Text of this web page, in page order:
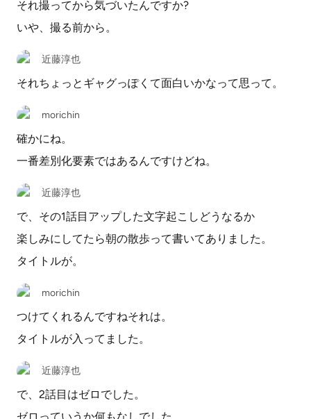
それ撮ってから気づいたんですか?
いや、撮る前から。
近藤淳也
それちょっとギャグっぽくて面白いかなって思って。
morichin
確かにね。
一番差別化要素ではあるんですけどね。
近藤淳也
で、その1話目アップした文字起こしどうなるか
楽しみにしてたら朝の散歩って書いてありました。
タイトルが。
morichin
つけてくれるんですねそれは。
タイトルが入ってました。
近藤淳也
で、2話目はゼロでした。